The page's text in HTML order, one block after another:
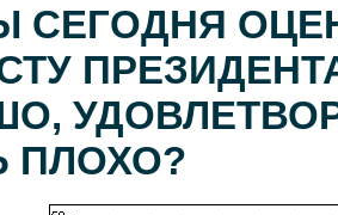
СЕГОДНЯ
ПЛОХО?